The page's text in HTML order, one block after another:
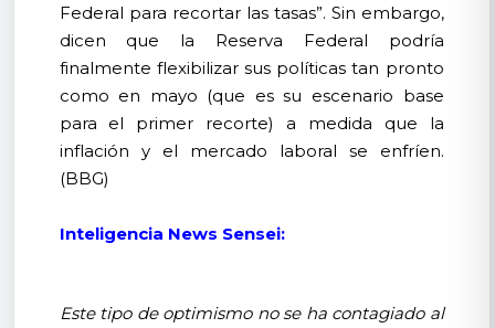
Federal para recortar las tasas”. Sin embargo,
dicen que la Reserva Federal podría
finalmente flexibilizar sus políticas tan pronto
como en mayo (que es su escenario base
para el primer recorte) a medida que la
inflación y el mercado laboral se enfríen.
(BBG)
Inteligencia News Sensei:
Este tipo de optimismo no se ha contagiado al